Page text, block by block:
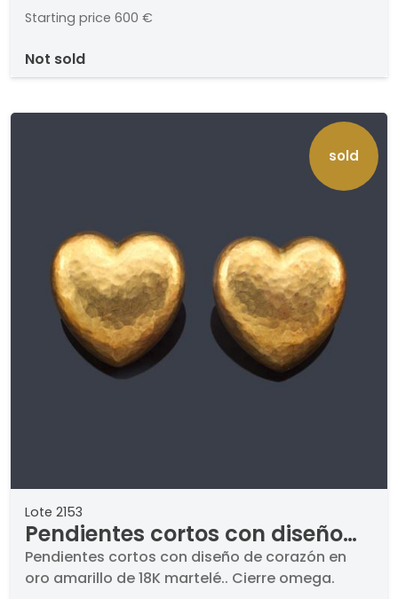
Starting price 600 €
not sold
sold
Lote 2153
Pendientes cortos con diseño
de corazón en oro amarillo de
18K martelé.
Pendientes cortos con diseño de corazón en
oro amarillo de 18K martelé.. Cierre omega.